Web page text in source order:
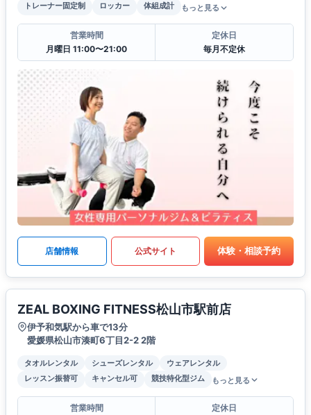
トレーナー固定制
ロッカー 体組成計 もっと見る
営業時間
月曜日 11:00〜21:00
定休日
毎月不定休
店舗情報 公式サイト 体験・相談予約
ZEAL BOXING FITNESS松山市駅前店
伊予和気駅から車で13分
愛媛県松山市湊町6丁目2-2 2階
タオルレンタル シューズレンタル
ウェアレンタル
レッスン振替可
キャンセル可 競技特化型ジム もっと見る
営業時間
定休日